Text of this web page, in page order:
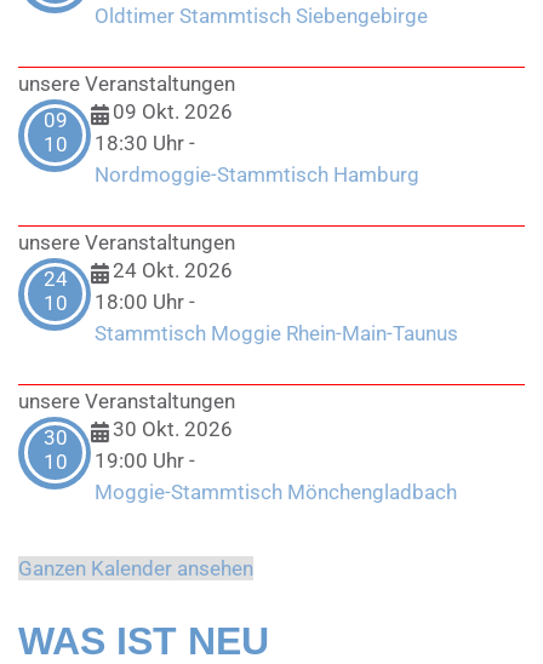
Oldtimer Stammtisch Siebengebirge
unsere Veranstaltungen
09
10
09 Okt. 2026
18:30 Uhr -
Nordmoggie-Stammtisch Hamburg
unsere Veranstaltungen
24
10
24 Okt. 2026
18:00 Uhr -
Stammtisch Moggie Rhein-Main-Taunus
unsere Veranstaltungen
30
10
30 Okt. 2026
19:00 Uhr -
Moggie-Stammtisch Mönchengladbach
Ganzen Kalender ansehen
WAS IST NEU